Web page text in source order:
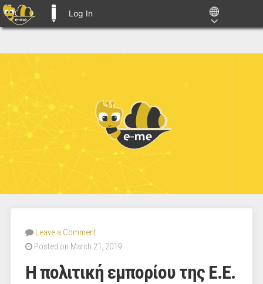
Log In
Leave a Comment
Posted on March 21, 2019
Η πολιτική εμπορίου της Ε.Ε.